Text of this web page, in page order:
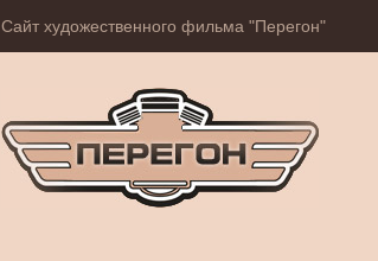
Сайт художественного фильма "Перегон"